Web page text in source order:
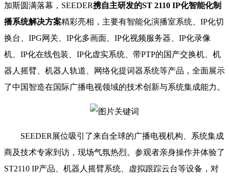
加斯圆满落幕，SEEDER携自主研发的ST 2110 IP化智能化制
播系统解决方案精彩亮相，主要有智能化演播室系统、IP化切
换台、IPG网关、IP化多画面、IP化视频服务器、IP化录像
机、IP化在线包装、IP化虚实系统、带PTP的国产交换机、机
器人摇臂、机器人轨道、网络化提词器系统等产品，全面展示
了中国智造在国际广播电视领域的技术创新与系统集成能力。
SEEDER展位吸引了来自全球的广播电视机构、系统集成
商及技术专家到访，现场气氛热烈。参观者亲身操作并体验了
ST2110 IP产品、机器人摇臂系统、虚拟跟踪云台等设备，对